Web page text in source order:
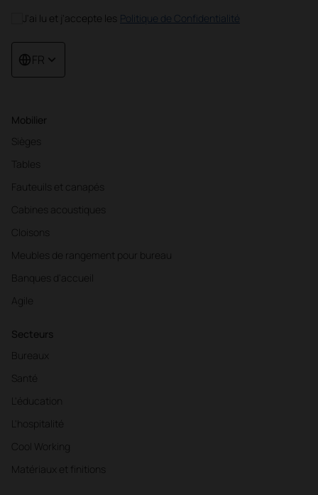
Mobilier
Sièges
Tables
Fauteuils et canapés
Cabines acoustiques
Cloisons
Meubles de rangement pour bureau
Banques d'accueil
Agile
Secteurs
Bureaux
Santé
L'éducation
L'hospitalité
Cool Working
Matériaux et finitions
J'ai lu et j'accepte les Politique de Confidentialité
FR